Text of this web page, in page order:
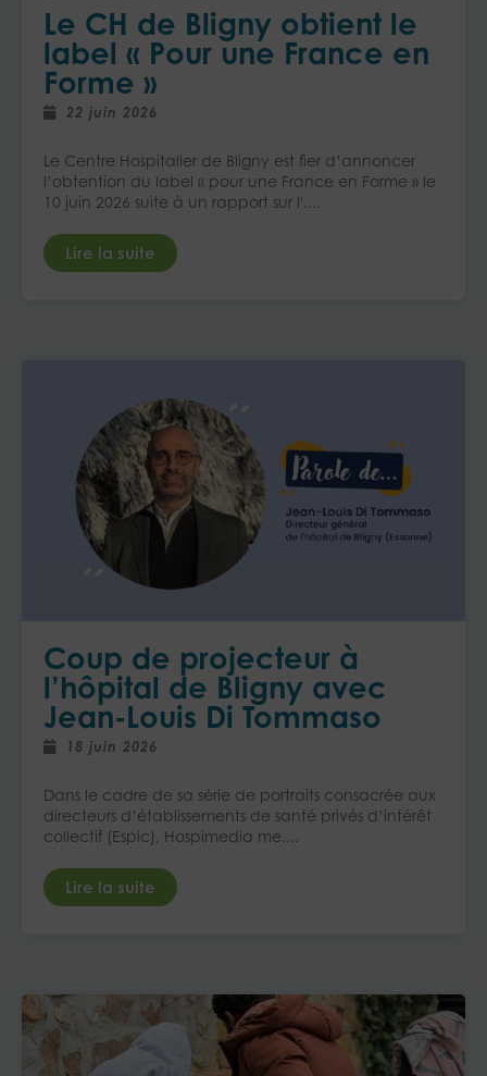
Le CH de Bligny obtient le
label « Pour une France en
Forme »
22 juin 2026
Le Centre Hospitalier de Bligny est fier d’annoncer
l’obtention du label « pour une France en Forme » le
10 juin 2026 suite à un rapport sur l'....
Lire la suite
Coup de projecteur à
l’hôpital de Bligny avec
Jean-Louis Di Tommaso
18 juin 2026
Dans le cadre de sa série de portraits consacrée aux
directeurs d’établissements de santé privés d’intérêt
collectif (Espic), Hospimedia me....
Lire la suite